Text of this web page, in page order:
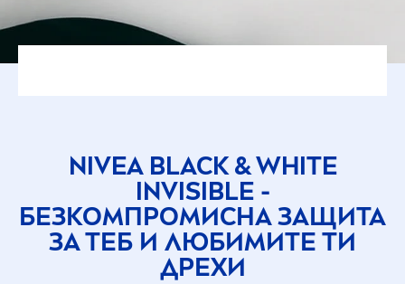
NIVEA BLACK&WHITE
INVISIBLE -
БЕЗКОМПРОМИСНА ЗАЩИТА
ЗА ТЕБ И ЛЮБИМИТЕ ТИ
ДРЕХИ